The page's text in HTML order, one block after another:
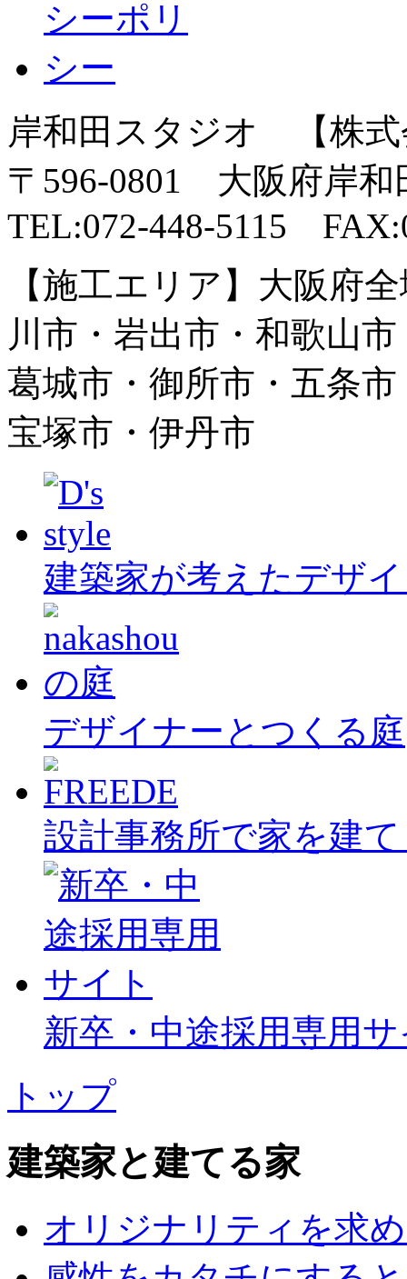
岸和田スタジオ 【株
〒596-0801 大阪府岸和
TEL:072-448-5115
【施工エリア】大阪府
川市・岩出市・和歌山
葛城市・御所市・五条
宝塚市・伊丹市
建築家が考えたデザ
デザイナーとつくる庭
設計事務所で家を建
新卒・中途採用専用
トップ
建築家と建てる家
オリジナリティを求